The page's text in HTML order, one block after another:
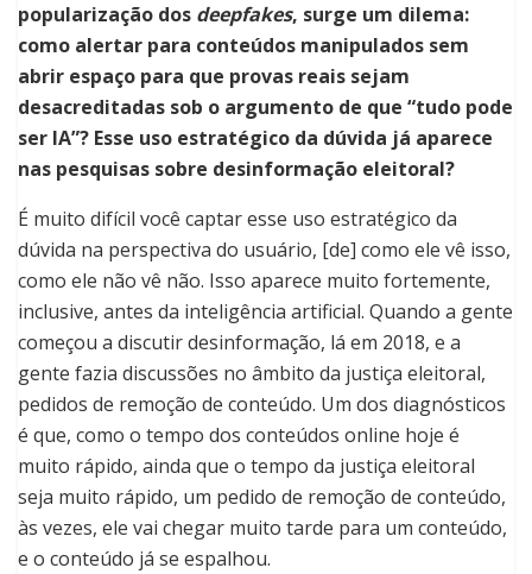
popularização dos deepfakes, surge um dilema:
como alertar para conteúdos manipulados sem
abrir espaço para que provas reais sejam
desacreditadas sob o argumento de que “tudo pode
ser IA”? Esse uso estratégico da dúvida já aparece
nas pesquisas sobre desinformação eleitoral?
É muito difícil você captar esse uso estratégico da
dúvida na perspectiva do usuário, [de] como ele vê isso,
como ele não vê não. Isso aparece muito fortemente,
inclusive, antes da inteligência artificial. Quando a gente
começou a discutir desinformação, lá em 2018, e a
gente fazia discussões no âmbito da justiça eleitoral,
pedidos de remoção de conteúdo. Um dos diagnósticos
é que, como o tempo dos conteúdos online hoje é
muito rápido, ainda que o tempo da justiça eleitoral
seja muito rápido, um pedido de remoção de conteúdo,
às vezes, ele vai chegar muito tarde para um conteúdo,
e o conteúdo já se espalhou.